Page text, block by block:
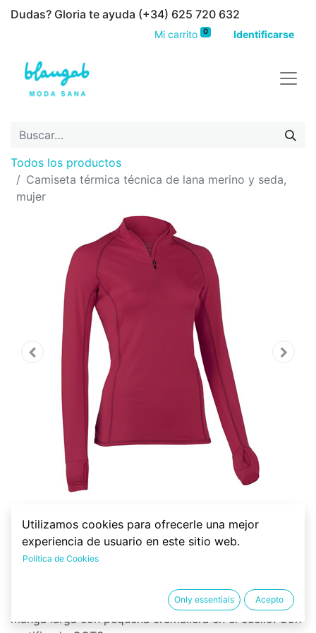
Dudas? Gloria te ayuda (+34) 625 720 632
Mi carrito 0 Identificarse
Todos los productos
Camiseta térmica técnica de lana merino y seda,
mujer
Camiseta térmica técnica de
lana merino y seda, mujer
merino, 28% seda y 2% de elastán. Color morado, de
manga larga con pequeña cremallera en el cuello. Con
Utilizamos cookies para ofrecerle una mejor
experiencia de usuario en este sitio web.
Política de Cookies
Only essentials Acepto